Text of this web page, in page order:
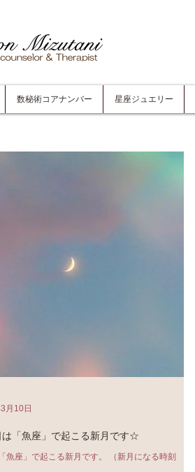
数秘術コアナンバー 星座ジュエリー
「魚座」で起こる新月です☆
魚座」で起こる新月です。 （新月になる時刻 3月
月10日